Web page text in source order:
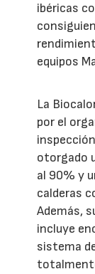
ibéricas
equipos
La
por el
otorgado
al 90% y
calderas
Además,
incluye
sistema